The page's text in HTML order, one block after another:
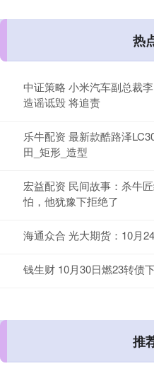
热
中证策略 小米汽车副总裁
造谣诋毁 将追责
乐牛配资 最新款酷路泽
田_矩形_造型
宏益配资 民间故事：杀牛
怕，他犹豫下拒绝了
海通众合 光大期货：10月
钱生财 10月30日燃23转债
推